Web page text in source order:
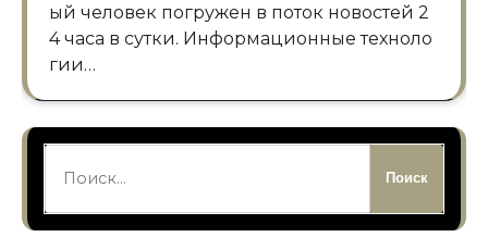
ый человек погружен в поток новостей 2
4 часа в сутки. Информационные техноло
гии…